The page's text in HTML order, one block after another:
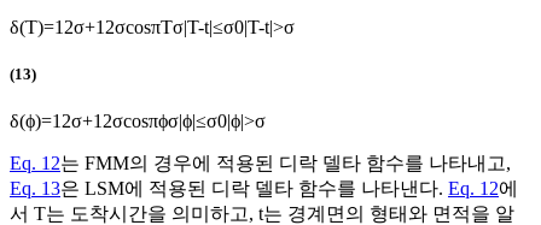
δ(T)=1 2σ+1 2σcosπTσ|T-t|≤σ0|T-t|>σ
(13)
δ(ϕ)=1 2σ+1 2σcosπϕσ|ϕ|≤σ0|ϕ|>σ
Eq. 12는 FMM의 경우에 적용된 디락 델타 함수를 나타내고,
Eq. 13은 LSM에 적용된 디락 델타 함수를 나타낸다. Eq. 12에
서 T는 도착시간을 의미하고, t는 경계면의 형태와 면적을 알